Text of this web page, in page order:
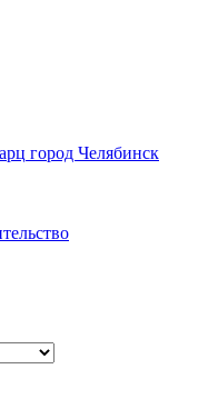
город Челябинск